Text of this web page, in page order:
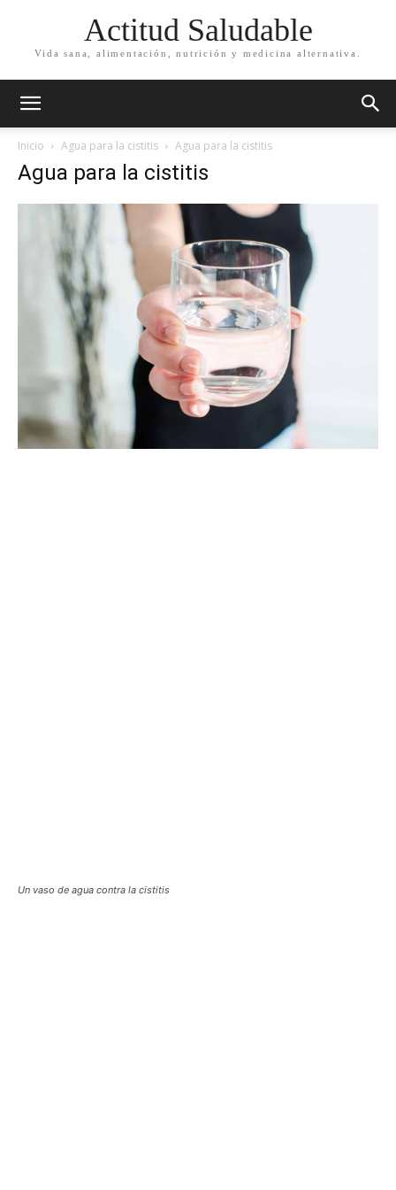
Actitud Saludable
Vida sana, alimentación, nutrición y medicina alternativa.
Inicio Agua para la cistitis Agua para la cistitis
Agua para la cistitis
Un vaso de agua contra la cistitis